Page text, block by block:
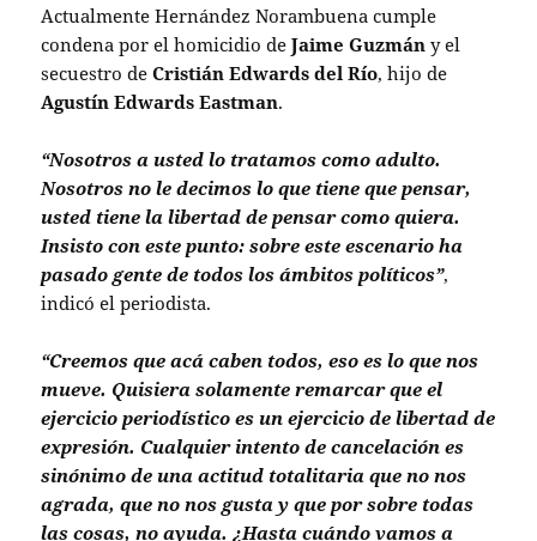
Actualmente Hernández Norambuena cumple
condena por el homicidio deJaime Guzmán y el
secuestro deCristián Edwards del Río, hijo de
Agustín Edwards Eastman.
“Nosotros a usted lo tratamos como adulto.
Nosotros no le decimos lo que tiene que pensar,
usted tiene la libertad de pensar como quiera.
Insisto con este punto: sobre este escenario ha
pasado gente de todos los ámbitos políticos”,
indicó el periodista.
“Creemos que acá caben todos, eso es lo que nos
mueve. Quisiera solamente remarcar que el
ejercicio periodístico es un ejercicio de libertad de
expresión. Cualquier intento de cancelación es
sinónimo de una actitud totalitaria que no nos
agrada, que no nos gusta y que por sobre todas
las cosas, no ayuda. ¿Hasta cuándo vamos a